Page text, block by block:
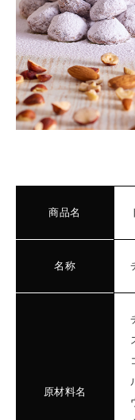
商品名
名称
原材料名